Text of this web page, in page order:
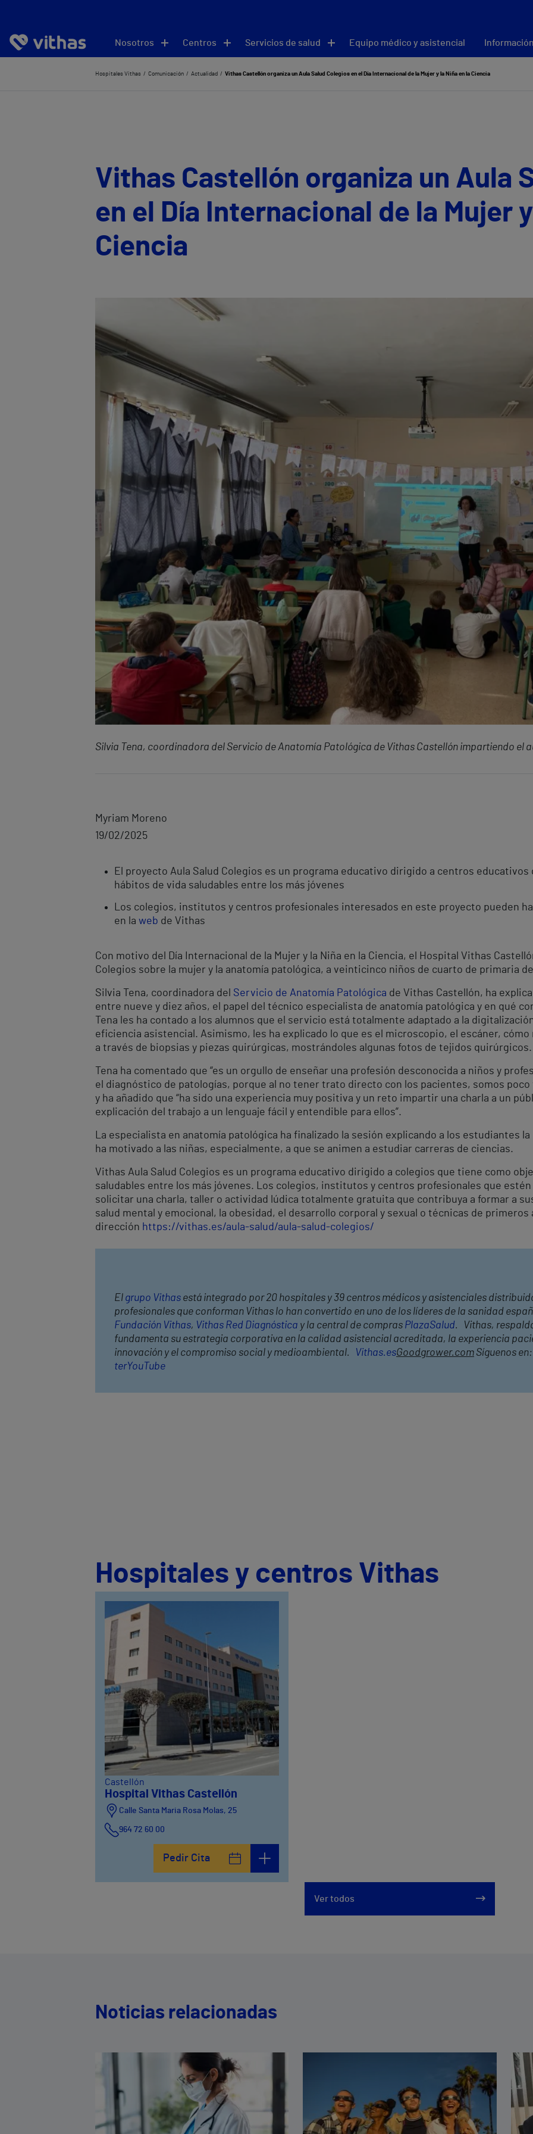
Nosotros Centros Servicios de salud Equipo médico y asistencial
Hospitales Vithas Comunicación Actualidad Vithas Castellón organiza un Aula Salud Colegios en el Día Internacional de la Mujer y la Niña en la Ciencia
Vithas Castellón organiza un Aula
en el Día Internacional de la Mujer
Ciencia
Silvia Tena, coordinadora del Servicio de Anatomía Patológica de Vithas Castellón impartiendo el
Myriam Moreno
19/02/2025
El proyecto Aula Salud Colegios es un programa educativo dirigido a centros
hábitos de vida saludables entre los más jóvenes
Los colegios, institutos y centros profesionales interesados en este proyecto pueden
en la web de Vithas
Con motivo del Día Internacional de la Mujer y la Niña en la Ciencia, el Hospital Vithas
Colegios sobre la mujer y la anatomía patológica, a veinticinco niños de cuarto de primaria
Silvia Tena, coordinadora del Servicio de Anatomía Patológica de Vithas Castellón, ha
entre nueve y diez años, el papel del técnico especialista de anatomía patológica y en qué
Tena les ha contado a los alumnos que el servicio está totalmente adaptado a la
eficiencia asistencial. Asimismo, les ha explicado lo que es el microscopio, el escáner,
a través de biopsias y piezas quirúrgicas, mostrándoles algunas fotos de tejidos quirúrgicos.
Tena ha comentado que “es un orgullo de enseñar una profesión desconocida a niños y
el diagnóstico de patologías, porque al no tener trato directo con los pacientes, somos poco
y ha añadido que “ha sido una experiencia muy positiva y un reto impartir una charla a un
explicación del trabajo a un lenguaje fácil y entendible para ellos”.
La especialista en anatomía patológica ha finalizado la sesión explicando a los estudiantes
ha motivado a las niñas, especialmente, a que se animen a estudiar carreras de ciencias.
Vithas Aula Salud Colegios es un programa educativo dirigido a colegios que tiene como
saludables entre los más jóvenes. Los colegios, institutos y centros profesionales que
solicitar una charla, taller o actividad lúdica totalmente gratuita que contribuya a formar a
salud mental y emocional, la obesidad, el desarrollo corporal y sexual o técnicas de primeros
dirección https://vithas.es/aula-salud/aula-salud-colegios/
El grupo Vithas está integrado por 20 hospitales y 39 centros médicos y asistenciales
profesionales que conforman Vithas lo han convertido en uno de los líderes de la sanidad
Fundación Vithas, Vithas Red Diagnóstica y la central de compras PlazaSalud. Vithas,
fundamenta su estrategia corporativa en la calidad asistencial acreditada, la experiencia
innovación y el compromiso social y medioambiental.
Vithas.esGoodgrower.com Síguenos
terYouTube
Hospitales y centros Vithas
Castellón
Hospital Vithas Castellón
Calle Santa Maria Rosa Molas, 25
964 72 60 00
Pedir Cita
Ver todos
Noticias relacionadas